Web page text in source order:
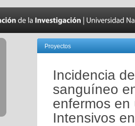
Proyectos
Incidencia
sanguíneo
enfermos
Intensivos